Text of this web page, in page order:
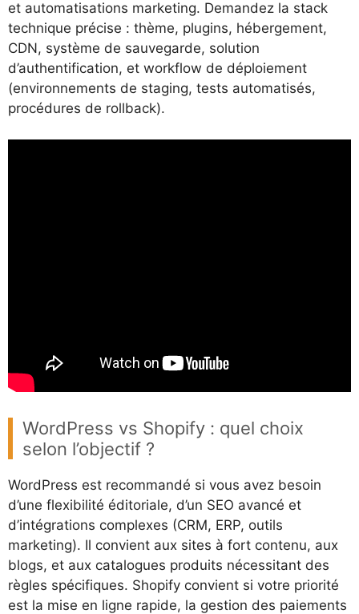
et automatisations marketing. Demandez la stack
technique précise : thème, plugins, hébergement,
CDN, système de sauvegarde, solution
d’authentification, et workflow de déploiement
(environnements de staging, tests automatisés,
procédures de rollback).
WordPress vs Shopify : quel choix
selon l’objectif ?
WordPress est recommandé si vous avez besoin
d’une flexibilité éditoriale, d’un SEO avancé et
d’intégrations complexes (CRM, ERP, outils
marketing). Il convient aux sites à fort contenu, aux
blogs, et aux catalogues produits nécessitant des
règles spécifiques. Shopify convient si votre priorité
est la mise en ligne rapide, la gestion des paiements